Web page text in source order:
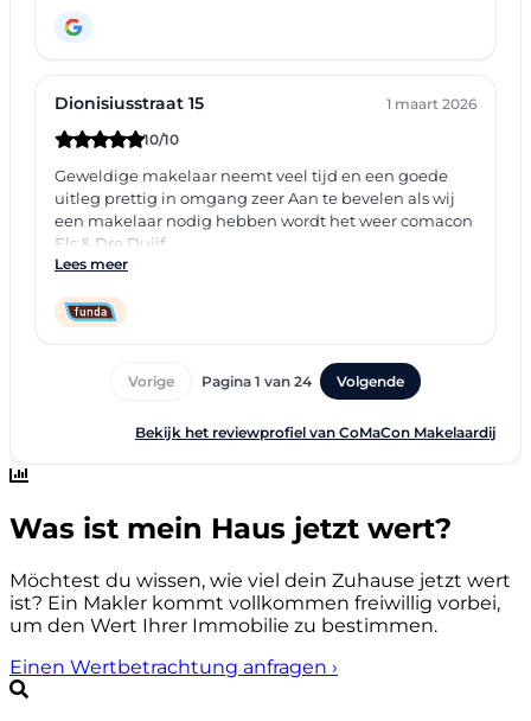
Was ist mein Haus jetzt wert?
Möchtest du wissen, wie viel dein Zuhause jetzt wert
ist? Ein Makler kommt vollkommen freiwillig vorbei,
um den Wert Ihrer Immobilie zu bestimmen.
Einen Wertbetrachtung anfragen ›